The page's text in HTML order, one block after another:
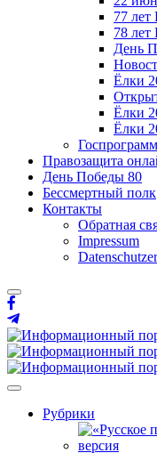
77
78
День
Ёлки
Ёлки
Ёлки
Правозащита
День Победы 80
Бессмертный полк
Контакты
Обратная
Impressum
Рубрики